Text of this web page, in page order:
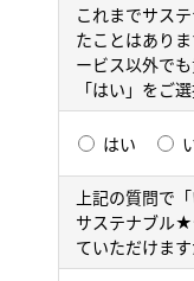
これまでサス
たことはあり
ービス以外で
「はい」をご
はい
上記の質問で
サステナブル★
ていただけます